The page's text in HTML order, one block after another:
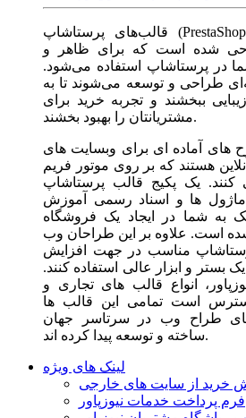
قالب‌های پرستاشاپ (PrestaShop themes) مجموعه‌ای از
شده است که برای ظاهر و
در پرستاشاپ استفاده می‌شود.
طراحی و توسعه می‌شوند تا به
ببخشند و تجربه خرید برای
مشتریانتان را بهبود بخشند.
های آماده ای برای وبسایت های
هستند که بر روی موتور فریم
یک پکیج قالب پرستاشاپ
ماژول ها و اسناد رسمی آموزش
به شما در ایجاد یک فروشگاه
است. علاوه بر این طراحان وب
مناسب در جهت افزایش
و ابزار عالی استفاده کنند.
انواع قالب های تجاری و
است تمامی این قالب ها
طراح وب در سرتاسر جهان
ساخته و توسعه پیدا کرده اند.
لینک های ویژه
خرید از سایت های خارجی
فرم پرداخت خدمات نیوزپاور